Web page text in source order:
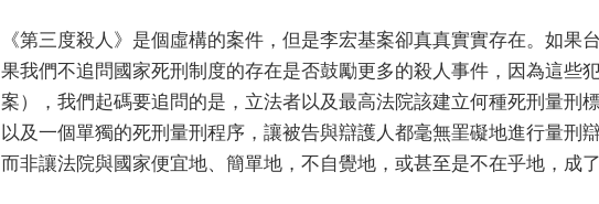
《第三度殺人》是個虛構的案件，但是李宏基案卻真真實實存在。如
果我們不追問國家死刑制度的存在是否鼓勵更多的殺人事件，因為這些
案），我們起碼要追問的是，立法者以及最高法院該建立何種死刑量刑
以及一個單獨的死刑量刑程序，讓被告與辯護人都毫無罣礙地進行量刑
而非讓法院與國家便宜地、簡單地，不自覺地，或甚至是不在乎地，成